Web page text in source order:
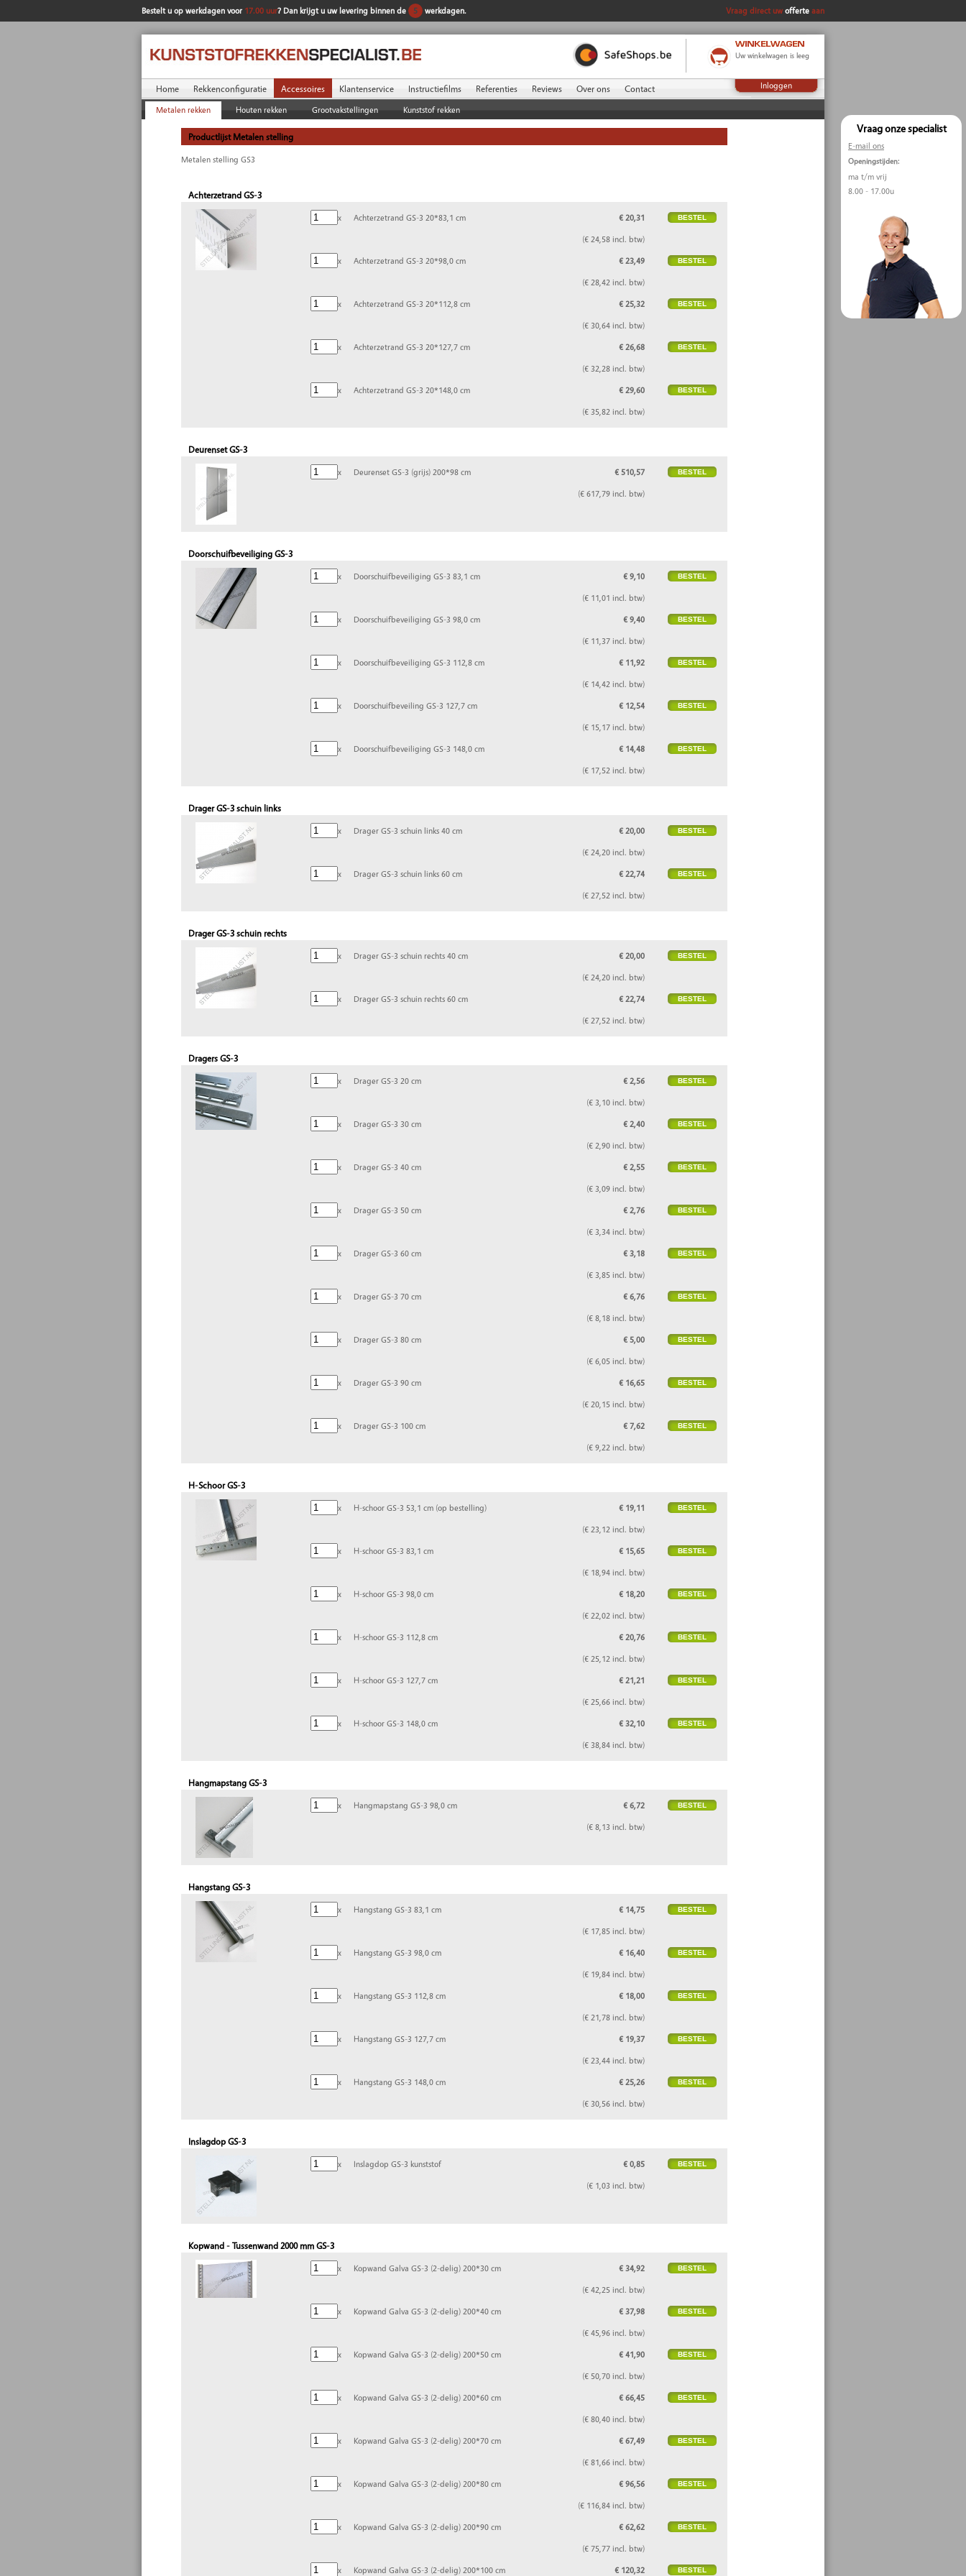
Bestelt u op werkdagen voor 17.00 uur? Dan krijgt u uw levering binnen de 5 werkdagen. Vraag direct uw offerte aan
Vraag onze specialist
E-mail ons
Openingstijden:
ma t/m vrij
8.00 - 17.00u
Inloggen
Uw winkelwagen is leeg
Home Rekkenconfiguratie Accessoires Klantenservice Instructiefilms Referenties Reviews Over ons Contact
Metalen rekken Houten rekken Grootvakstellingen Kunststof rekken
Productlijst Metalen stelling
Metalen stelling GS3
Achterzetrand GS-3
x Achterzetrand GS-3 20*83,1 cm
€ 20,31
(€ 24,58 incl. btw)
x
Achterzetrand GS-3 20*98,0 cm
€ 23,49
(€ 28,42 incl. btw)
x
Achterzetrand GS-3 20*112,8 cm
€ 25,32
(€ 30,64 incl. btw)
x
Achterzetrand GS-3 20*127,7 cm
€ 26,68
(€ 32,28 incl. btw)
x
Achterzetrand GS-3 20*148,0 cm
€ 29,60
(€ 35,82 incl. btw)
Deurenset GS-3
x Deurenset GS-3 (grijs) 200*98 cm
€ 510,57
(€ 617,79 incl. btw)
Doorschuifbeveiliging GS-3
x Doorschuifbeveiliging GS-3 83,1 cm
€ 9,10
(€ 11,01 incl. btw)
x
Doorschuifbeveiliging GS-3 98,0 cm
€ 9,40
(€ 11,37 incl. btw)
x
Doorschuifbeveiliging GS-3 112,8 cm
€ 11,92
(€ 14,42 incl. btw)
x
Doorschuifbeveiling GS-3 127,7 cm
€ 12,54
(€ 15,17 incl. btw)
x
Doorschuifbeveiliging GS-3 148,0 cm
€ 14,48
(€ 17,52 incl. btw)
Drager GS-3 schuin links
x Drager GS-3 schuin links 40 cm
€ 20,00
(€ 24,20 incl. btw)
x
Drager GS-3 schuin links 60 cm
€ 22,74
(€ 27,52 incl. btw)
Drager GS-3 schuin rechts
x Drager GS-3 schuin rechts 40 cm
€ 20,00
(€ 24,20 incl. btw)
x
Drager GS-3 schuin rechts 60 cm
€ 22,74
(€ 27,52 incl. btw)
Dragers GS-3
x Drager GS-3 20 cm
€ 2,56
(€ 3,10 incl. btw)
x
Drager GS-3 30 cm
€ 2,40
(€ 2,90 incl. btw)
x
Drager GS-3 40 cm
€ 2,55
(€ 3,09 incl. btw)
x
Drager GS-3 50 cm
€ 2,76
(€ 3,34 incl. btw)
x
Drager GS-3 60 cm
€ 3,18
(€ 3,85 incl. btw)
x
Drager GS-3 70 cm
€ 6,76
(€ 8,18 incl. btw)
x
Drager GS-3 80 cm
€ 5,00
(€ 6,05 incl. btw)
x
Drager GS-3 90 cm
€ 16,65
(€ 20,15 incl. btw)
x
Drager GS-3 100 cm
€ 7,62
(€ 9,22 incl. btw)
H-Schoor GS-3
x H-schoor GS-3 53,1 cm (op bestelling)
€ 19,11
(€ 23,12 incl. btw)
x
H-schoor GS-3 83,1 cm
€ 15,65
(€ 18,94 incl. btw)
x
H-schoor GS-3 98,0 cm
€ 18,20
(€ 22,02 incl. btw)
x
H-schoor GS-3 112,8 cm
€ 20,76
(€ 25,12 incl. btw)
x
H-schoor GS-3 127,7 cm
€ 21,21
(€ 25,66 incl. btw)
x
H-schoor GS-3 148,0 cm
€ 32,10
(€ 38,84 incl. btw)
Hangmapstang GS-3
x Hangmapstang GS-3 98,0 cm
€ 6,72
(€ 8,13 incl. btw)
Hangstang GS-3
x Hangstang GS-3 83,1 cm
€ 14,75
(€ 17,85 incl. btw)
x
Hangstang GS-3 98,0 cm
€ 16,40
(€ 19,84 incl. btw)
x
Hangstang GS-3 112,8 cm
€ 18,00
(€ 21,78 incl. btw)
x
Hangstang GS-3 127,7 cm
€ 19,37
(€ 23,44 incl. btw)
x
Hangstang GS-3 148,0 cm
€ 25,26
(€ 30,56 incl. btw)
Inslagdop GS-3
x Inslagdop GS-3 kunststof
€ 0,85
(€ 1,03 incl. btw)
Kopwand - Tussenwand 2000 mm GS-3
x Kopwand Galva GS-3 (2-delig) 200*30 cm
€ 34,92
(€ 42,25 incl. btw)
x
Kopwand Galva GS-3 (2-delig) 200*40 cm
€ 37,98
(€ 45,96 incl. btw)
x
Kopwand Galva GS-3 (2-delig) 200*50 cm
€ 41,90
(€ 50,70 incl. btw)
x
Kopwand Galva GS-3 (2-delig) 200*60 cm
€ 66,45
(€ 80,40 incl. btw)
x
Kopwand Galva GS-3 (2-delig) 200*70 cm
€ 67,49
(€ 81,66 incl. btw)
x
Kopwand Galva GS-3 (2-delig) 200*80 cm
€ 96,56
(€ 116,84 incl. btw)
x
Kopwand Galva GS-3 (2-delig) 200*90 cm
€ 62,62
(€ 75,77 incl. btw)
x
Kopwand Galva GS-3 (2-delig) 200*100 cm € 120,32